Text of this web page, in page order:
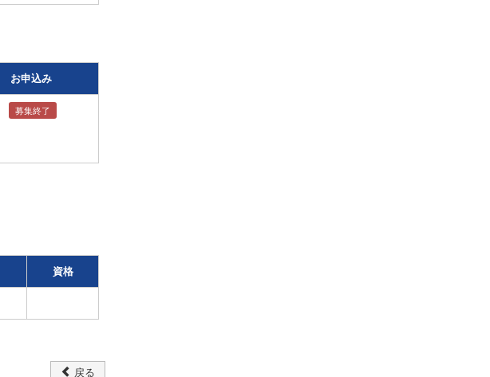
お申込み
募集終了
資格
戻る